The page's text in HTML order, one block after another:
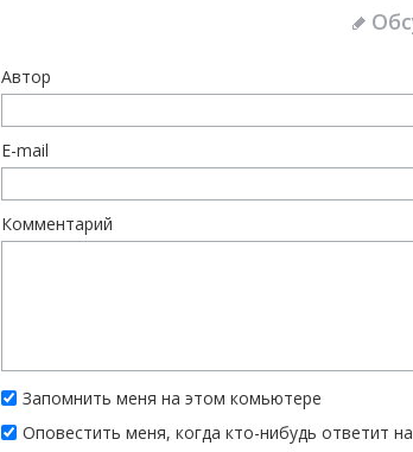
Автор
E-mail
Комментарий
Запомнить меня на этом комьютере
Оповестить меня, когда кто-нибудь ответит